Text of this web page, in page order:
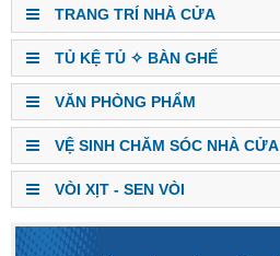
TRANG TRÍ NHÀ CỬA
TỦ KỆ TỦ ✧ BÀN GHẾ
VĂN PHÒNG PHẨM
VỆ SINH CHĂM SÓC NHÀ CỬA
VÒI XỊT - SEN VÒI